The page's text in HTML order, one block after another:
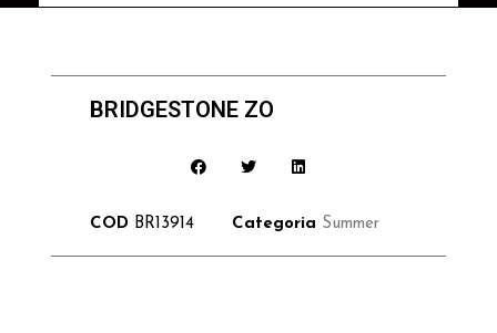
BRIDGESTONE ZO
COD BR13914 Categoria Summer